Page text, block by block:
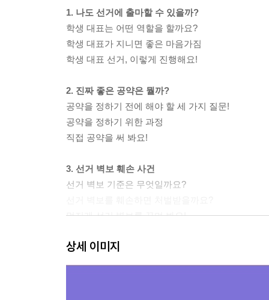
1. 나도 선거에 출마할 수 있을까?
학생 대표는 어떤 역할을 할까요?
학생 대표가 지니면 좋은 마음가짐
학생 대표 선거, 이렇게 진행해요!
2. 진짜 좋은 공약은 뭘까?
공약을 정하기 전에 해야 할 세 가지 질문!
공약을 정하기 위한 과정
직접 공약을 써 봐요!
3. 선거 벽보 훼손 사건
선거 벽보 기준은 무엇일까요?
멋지게 선거 벽보를 꾸며 봐요!
4. 수상한 그림자의 정체
가장 기본적인 정치 참여, 선거
상세 이미지